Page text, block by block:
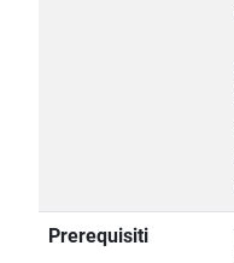
Prerequisiti